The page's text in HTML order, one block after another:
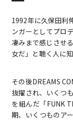
1992年に久保田利
ンガーとしてプロ
凄みまで感じさせ
女だ」と聴く人に
その後DREAMS
抜擢され、いくつ
を組んだ「FUNK
期、いくつものア